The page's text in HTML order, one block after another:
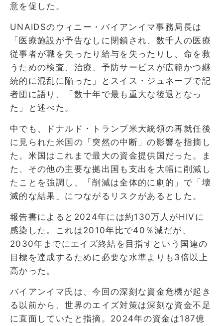
意を促した。
UNAIDSのウィニー・バイアンイマ事務局長は
「医療施設が予告なしに閉鎖され、数千人の医療
従事者が職を失ったり給与を失ったりし、命を救
うための検査、治療、予防サービスが広範かつ継
続的に混乱に陥った」とスイス・ジュネーブで記
者団に語り、「数十年で最も重大な後退となっ
た」と述べた。
中でも、ドナルド・トランプ米大統領の再就任後
に見られた米国の「突然の中断」の影響を指摘し
た。米国はこれまで最大の資金提供国だった。ま
た、その他の主要な拠出国も支出を大幅に削減し
たことを強調し、「削減は全体的に劇的」で「壊
滅的な結果」につながるリスクがあるとした。
報告書によると2024年には約130万人がHIVに
感染した。これは2010年比で40％減だが、
2030年までにエイズ終結を目指すという国連の
目標を達成するために必要な水準よりも3倍以上
高かった。
バイアンイマ氏は、今回の深刻な資金危機が起き
る以前から、世界のエイズ対策は深刻な資金不足
に直面していたと指摘。2024年の資金は187億